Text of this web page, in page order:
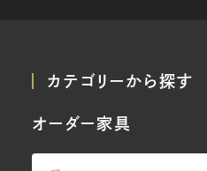
カテゴリーから探す
オーダー家具